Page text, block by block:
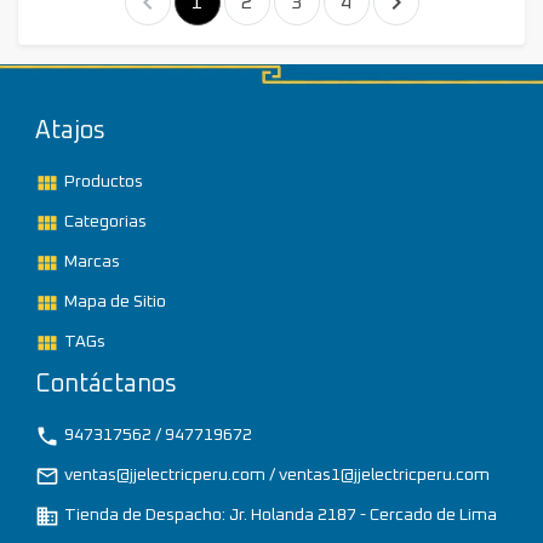
Atajos
view_module Productos
view_module Categorias
view_module Marcas
view_module Mapa de Sitio
view_module TAGs
Contáctanos
phone 947317562 / 947719672
mail_outline ventas@jjelectricperu.com / ventas1@jjelectricperu.com
business Tienda de Despacho: Jr. Holanda 2187 - Cercado de Lima